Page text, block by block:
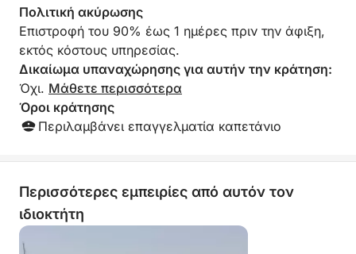
Πολιτική ακύρωσης
Επιστροφή του 90% έως 1 ημέρες πριν την άφιξη,
εκτός κόστους υπηρεσίας.
Δικαίωμα υπαναχώρησης για αυτήν την κράτηση:
Όχι. Μάθετε περισσότερα
Όροι κράτησης
Περιλαμβάνει επαγγελματία καπετάνιο
Περισσότερες εμπειρίες από αυτόν τον
ιδιοκτήτη